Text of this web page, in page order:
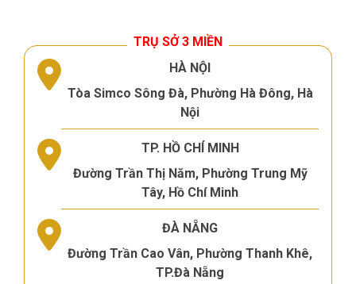
TRỤ SỞ 3 MIỀN
HÀ NỘI
Tòa Simco Sông Đà, Phường Hà Đông, Hà
Nội
TP. HỒ CHÍ MINH
Đường Trần Thị Năm, Phường Trung Mỹ
Tây, Hồ Chí Minh
ĐÀ NẴNG
Đường Trần Cao Vân, Phường Thanh Khê,
TP.Đà Nẵng